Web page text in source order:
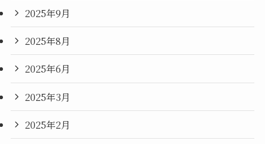
2025年9月
2025年8月
2025年6月
2025年3月
2025年2月